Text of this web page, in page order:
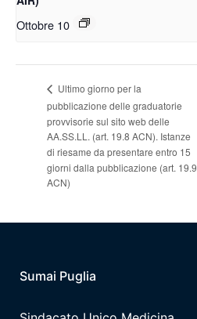
Ottobre 10
Ultimo giorno per la
pubblicazione delle graduatorie
provvisorie sul sito web delle
AA.SS.LL. (art. 19.8 ACN). Istanze
di riesame da presentare entro 15
giorni dalla pubblicazione (art. 19.9
ACN)
Sumai Puglia